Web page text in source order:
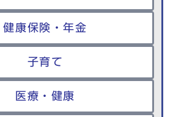
健康保険・年金
子育て
医療・健康